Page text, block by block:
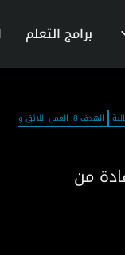
برامج التعلم
الهدف 8: العمل اللائق ونمو الاقتصاد
- الاستفادة من